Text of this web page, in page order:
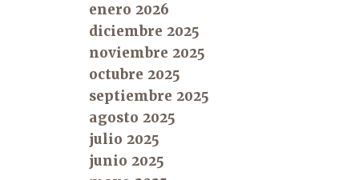
enero 2026
diciembre 2025
noviembre 2025
octubre 2025
septiembre 2025
agosto 2025
julio 2025
junio 2025